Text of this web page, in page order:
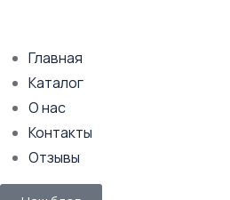
Главная
Каталог
О нас
Контакты
Отзывы